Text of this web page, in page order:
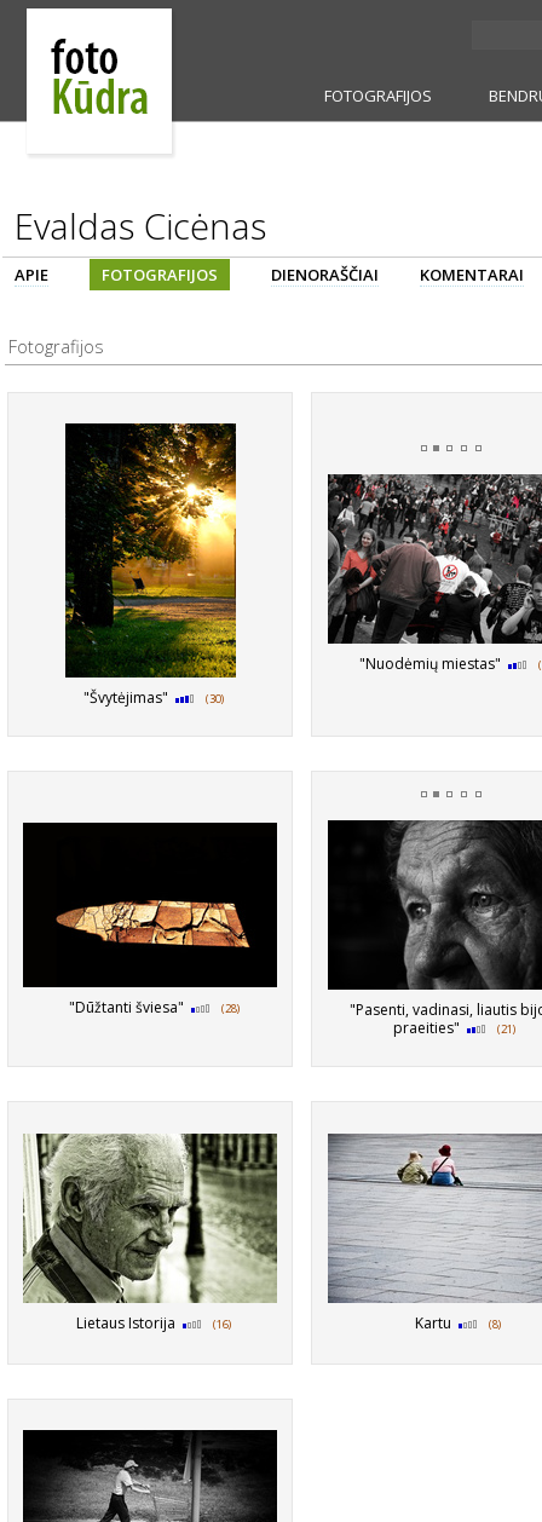
FOTOGRAFIJOS
Evaldas Cicėnas
APIE FOTOGRAFIJOS DIENORAŠČIAI KOMENTARAI
Fotografijos
"Švytėjimas" (30)
"Nuodėmių miestas"
"Dūžtanti šviesa" (28)
"Pasenti, vadinasi, liautis
praeities"
(21)
Lietaus Istorija (16) Kartu (8)